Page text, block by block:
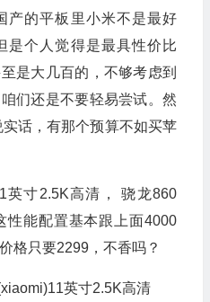
产的平板里小米不是最好
是个人觉得是最具性价比
是大几百的，不够考虑到
们还是不要轻易尝试。然
话，有那个预算不如买苹
英寸2.5K高清， 骁龙860
性能配置基本跟上面4000
格只要2299，不香吗？
英寸2.5K高清